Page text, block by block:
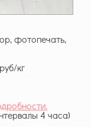
фотопечать,
кг
4 часа)